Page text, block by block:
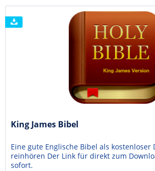
King James Bibel
Eine gute Englische Bibel als kostenloser
reinhören Der Link für direkt zum
sofort.